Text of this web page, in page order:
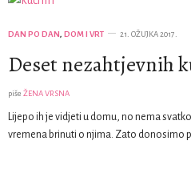
DAN PO DAN, DOM I VRT 21. OŽUJKA 2017.
Deset nezahtjevnih
piše ŽENA VRSNA
Lijepo ih je vidjeti u domu, no nema
vremena brinuti o njima. Zato donosimo